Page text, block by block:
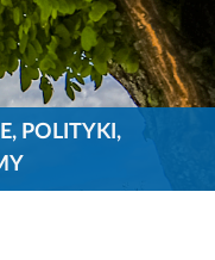
POLITYKI,